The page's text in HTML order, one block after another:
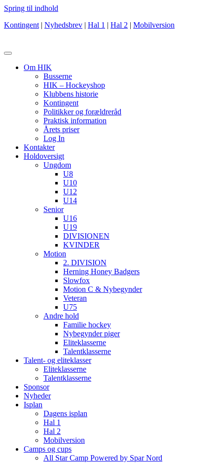
Spring til indhold
Kontingent | Nyhedsbrev | Hal 1 | Hal 2 | Mobilversion
Om HIK
Busserne
HIK – Hockeyshop
Klubbens historie
Kontingent
Politikker og forældreråd
Praktisk information
Årets priser
Log In
Kontakter
Holdoversigt
Ungdom
U8
U10
U12
U14
Senior
U16
U19
DIVISIONEN
KVINDER
Motion
2. DIVISION
Herning Honey Badgers
Slowfox
Motion C & Nybegynder
Veteran
U75
Andre hold
Familie hockey
Nybegynder piger
Eliteklasserne
Talentklasserne
Talent- og eliteklasser
Eliteklasserne
Talentklasserne
Sponsor
Nyheder
Isplan
Dagens isplan
Hal 1
Hal 2
Mobilversion
Camps og cups
All Star Camp Powered by Spar Nord